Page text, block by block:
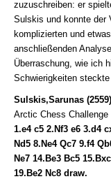
zuzuschreiben: er
Sulskis und konnte der
komplizierten und
anschließenden
Überraschung, wie ich
Schwierigkeiten
Sulskis,Sarunas
Arctic Chess
1.e4 c5 2.Nf3 e6 3.d4
Nd5 8.Ne4 Qc7 9.f4
Ne7 14.Be3 Bc5
19.Be2 Nc8 draw.